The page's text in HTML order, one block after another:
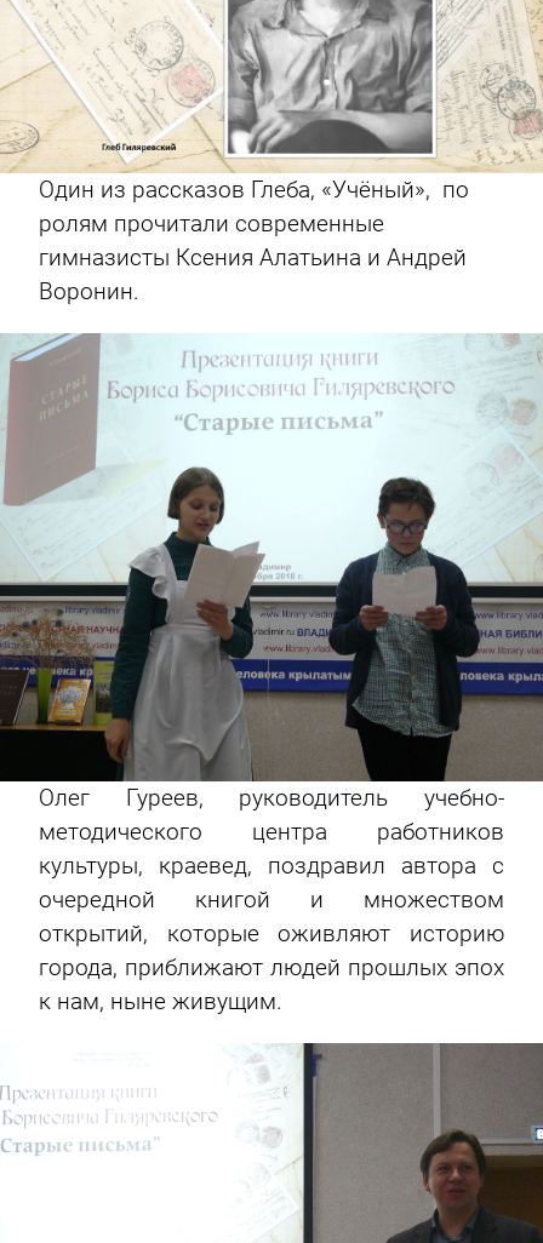
Один из рассказов Глеба, «Учёный», по
ролям прочитали современные
гимназисты Ксения Алатьина и Андрей
Воронин.
Олег Гуреев, руководитель учебно-
методического центра работников
культуры, краевед, поздравил автора с
очередной книгой и множеством
открытий, которые оживляют историю
города, приближают людей прошлых эпох
к нам, ныне живущим.